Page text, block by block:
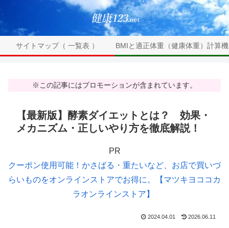
サイトマップ（ 一覧表 ） BMIと適正体重（健康体重）計算機
※この記事にはプロモーションが含まれています。
【最新版】酵素ダイエットとは？ 効果・
メカニズム・正しいやり方を徹底解説！
PR
クーポン使用可能！かさばる・重たいなど、お店で買いづ
らいものをオンラインストアでお得に。【マツキヨココカ
ラオンラインストア】
2024.04.01 2026.06.11